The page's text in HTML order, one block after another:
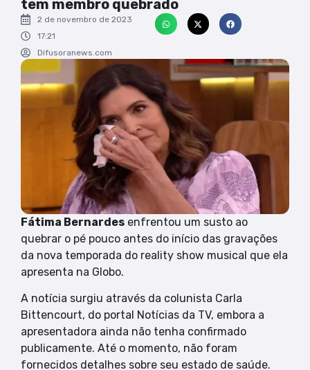
tem membro quebrado
2 de novembro de 2023
17:21
Difusoranews.com
Fátima Bernardes enfrentou um susto ao
quebrar o pé pouco antes do início das gravações
da nova temporada do reality show musical que ela
apresenta na Globo.
A notícia surgiu através da colunista Carla
Bittencourt, do portal Notícias da TV, embora a
apresentadora ainda não tenha confirmado
publicamente. Até o momento, não foram
fornecidos detalhes sobre seu estado de saúde.